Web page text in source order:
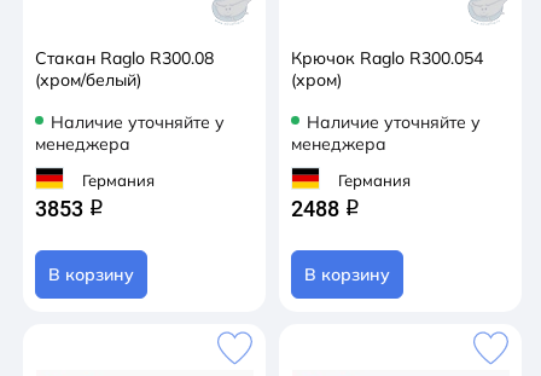
Стакан Raglo R300.08
(хром/белый)
Наличие уточняйте у
менеджера
Германия
3853 q
В корзину
Крючок Raglo R300.054
(хром)
Наличие уточняйте у
менеджера
Германия
2488 q
В корзину